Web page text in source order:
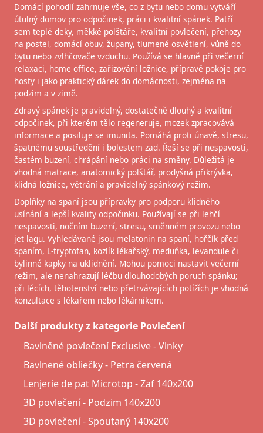
Domácí pohodlí zahrnuje vše, co z bytu nebo domu vytváří
útulný domov pro odpočinek, práci i kvalitní spánek. Patří
sem teplé deky, měkké polštáře, kvalitní povlečení, přehozy
na postel, domácí obuv, župany, tlumené osvětlení, vůně do
bytu nebo zvlhčovače vzduchu. Používá se hlavně při večerní
relaxaci, home office, zařizování ložnice, přípravě pokoje pro
hosty i jako praktický dárek do domácnosti, zejména na
podzim a v zimě.
Zdravý spánek je pravidelný, dostatečně dlouhý a kvalitní
odpočinek, při kterém tělo regeneruje, mozek zpracovává
informace a posiluje se imunita. Pomáhá proti únavě, stresu,
špatnému soustředění i bolestem zad. Řeší se při nespavosti,
častém buzení, chrápání nebo práci na směny. Důležitá je
vhodná matrace, anatomický polštář, prodyšná přikrývka,
klidná ložnice, větrání a pravidelný spánkový režim.
Doplňky na spaní jsou přípravky pro podporu klidného
usínání a lepší kvality odpočinku. Používají se při lehčí
nespavosti, nočním buzení, stresu, směnném provozu nebo
jet lagu. Vyhledávané jsou melatonin na spaní, hořčík před
spaním, L-tryptofan, kozlík lékařský, meduňka, levandule či
bylinné kapky na uklidnění. Mohou pomoci nastavit večerní
režim, ale nenahrazují léčbu dlouhodobých poruch spánku;
při lécích, těhotenství nebo přetrvávajících potížích je vhodná
konzultace s lékařem nebo lékárníkem.
Další produkty z kategorie Povlečení
Bavlněné povlečení Exclusive - Vlnky
Bavlnené obliečky - Petra červená
Lenjerie de pat Microtop - Zaf 140x200
3D povlečení - Podzim 140x200
3D povlečení - Spoutaný 140x200